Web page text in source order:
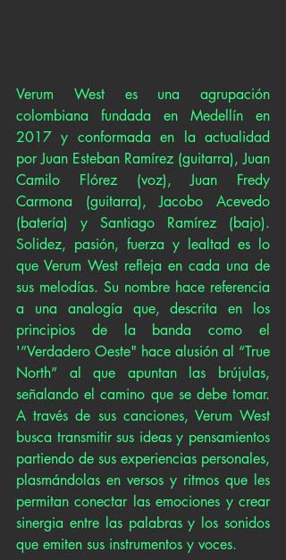
Verum West es una agrupación
colombiana fundada en Medellín en
2017 y conformada en la actualidad
por Juan Esteban Ramírez (guitarra), Juan
Camilo Flórez (voz), Juan Fredy
Carmona (guitarra), Jacobo Acevedo
(batería) y Santiago Ramírez (bajo).
Solidez, pasión, fuerza y lealtad es lo
que Verum West refleja en cada una de
sus melodías. Su nombre hace referencia
a una analogía que, descrita en los
principios de la banda como el
'”Verdadero Oeste" hace alusión al “True
North” al que apuntan las brújulas,
señalando el camino que se debe tomar.
A través de sus canciones, Verum West
busca transmitir sus ideas y pensamientos
partiendo de sus experiencias personales,
plasmándolas en versos y ritmos que les
permitan conectar las emociones y crear
sinergia entre las palabras y los sonidos
que emiten sus instrumentos y voces.